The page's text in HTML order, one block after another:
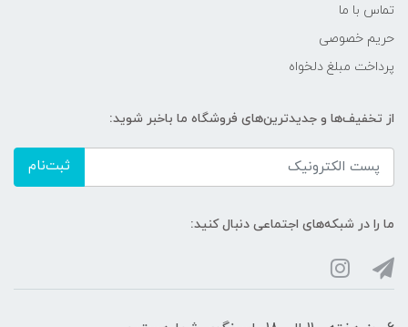
تماس با ما
حریم خصوصی
پرداخت مبلغ دلخواه
از تخفیف‌ها و جدیدترین‌های فروشگاه ما باخبر شوید:
ثبت‌نام
ما را در شبکه‌های اجتماعی دنبال کنید: